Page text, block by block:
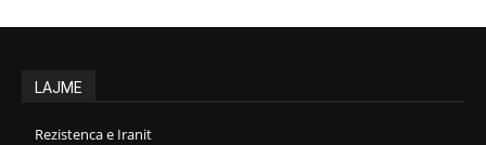
LAJME
Rezistenca e Iranit